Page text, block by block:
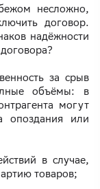
несложно,
договор.
надёжности
за срыв
объёмы: в
могут
опоздания или
в случае,
товаров;